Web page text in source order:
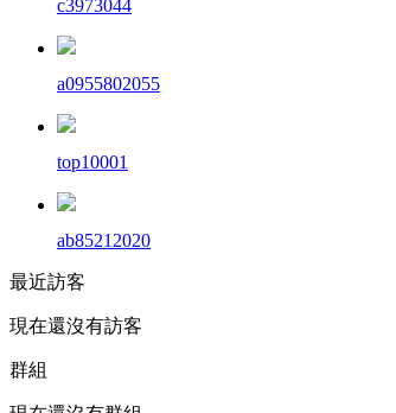
c3973044
a0955802055
top10001
ab85212020
最近訪客
現在還沒有訪客
群組